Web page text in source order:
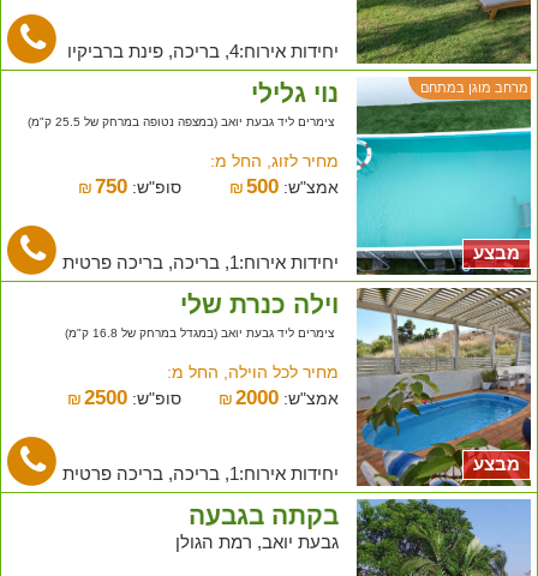
יחידות אירוח:4, בריכה, פינת ברביקיו
מבצע
מרחב מוגן במתחם נוי גלילי
צימרים ליד גבעת יואב (במצפה נטופה במרחק של 25.5 ק"מ)
מחיר לזוג, החל מ:
אמצ"ש:
₪500 סופ"ש: ₪ 750
יחידות אירוח:1, בריכה, בריכה פרטית
מבצע
וילה כנרת שלי
צימרים ליד גבעת יואב (במגדל במרחק של 16.8 ק"מ)
מחיר לכל הוילה, החל מ:
אמצ"ש:
₪2000 סופ"ש: ₪ 2500
יחידות אירוח:1, בריכה, בריכה פרטית
בקתה בגבעה
גבעת יואב, רמת הגולן